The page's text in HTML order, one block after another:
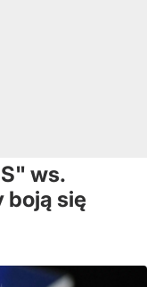
ws.
boją się